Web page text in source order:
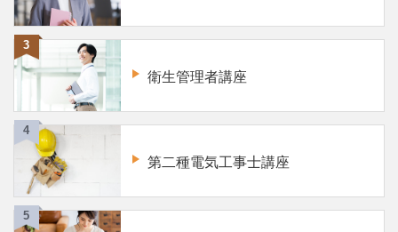
衛生管理者講座
第二種電気工事士講座